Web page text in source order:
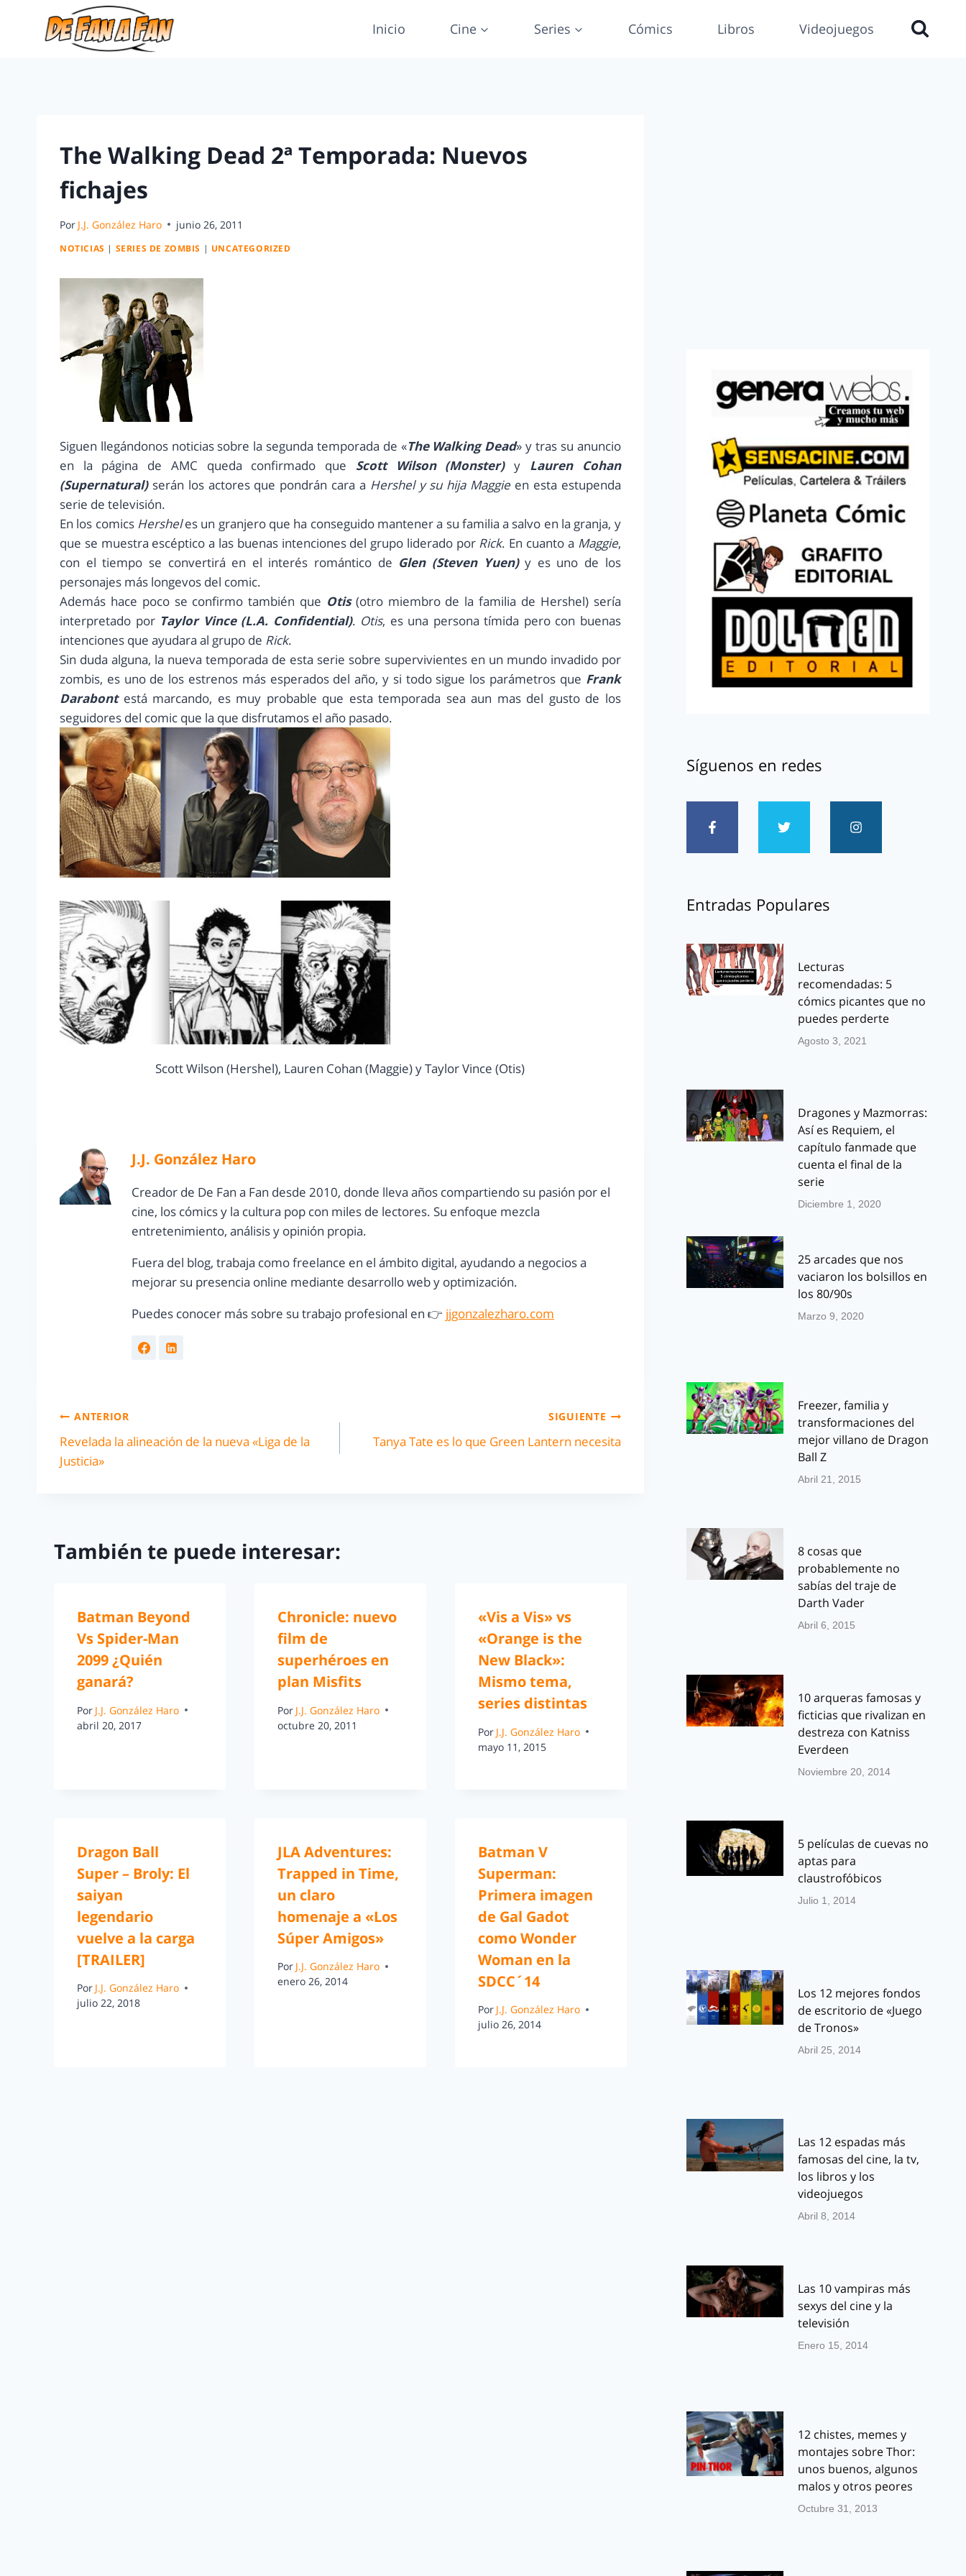
Inicio Cine Series Cómics Libros Videojuegos
The Walking Dead 2ª Temporada: Nuevos
fichajes
Por J.J. González Haro junio 26, 2011
NOTICIAS | SERIES DE ZOMBIS | UNCATEGORIZED
Siguen llegándonos noticias sobre la segunda temporada de «The Walking Dead» y tras su anuncio
en la página de AMC queda confirmado que Scott Wilson (Monster)y Lauren Cohan
(Supernatural)serán los actores que pondrán cara a Hershel y su hija Maggie en esta estupenda
serie de televisión.
En los comics Hersheles un granjero que ha conseguido mantener a su familia a salvo en la granja, y
que se muestra escéptico a las buenas intenciones del grupo liderado por Rick. En cuanto a Maggie,
con el tiempo se convertirá en el interés romántico de Glen (Steven Yuen)y es uno de los
personajes más longevos del comic.
Además hace poco se confirmo también que Otis(otro miembro de la familia de Hershel) sería
interpretado por Taylor Vince (L.A. Confidential). Otis, es una persona tímida pero con buenas
intenciones que ayudara al grupo de Rick.
Sin duda alguna, la nueva temporada de esta serie sobre supervivientes en un mundo invadido por
zombis, es uno de los estrenos más esperados del año, y si todo sigue los parámetros que Frank
Darabontestá marcando, es muy probable que esta temporada sea aun mas del gusto de los
seguidores del comic que la que disfrutamos el año pasado.
Scott Wilson (Hershel), Lauren Cohan (Maggie) y Taylor Vince (Otis)
J.J. González Haro
Creador de De Fan a Fan desde 2010, donde lleva años compartiendo su pasión por el
cine, los cómics y la cultura pop con miles de lectores. Su enfoque mezcla
entretenimiento, análisis y opinión propia.
Fuera del blog, trabaja como freelance en el ámbito digital, ayudando a negocios a
mejorar su presencia online mediante desarrollo web y optimización.
Puedes conocer más sobre su trabajo profesional en 👉 jjgonzalezharo.com
ANTERIOR
Revelada la alineación de la nueva «Liga de la
Justicia»
SIGUIENTE
Tanya Tate es lo que Green Lantern necesita
También te puede interesar:
Batman Beyond
Vs Spider-Man
2099 ¿Quién
ganará?
Por J.J. González Haro
abril 20, 2017
Chronicle: nuevo
film de
superhéroes en
plan Misfits
Por J.J. González Haro
octubre 20, 2011
«Vis a Vis» vs
«Orange is the
New Black»:
Mismo tema,
series distintas
Por J.J. González Haro
mayo 11, 2015
Dragon Ball
Super – Broly: El
saiyan
legendario
vuelve a la carga
[TRAILER]
Por J.J. González Haro
julio 22, 2018
JLA Adventures:
Trapped in Time,
un claro
homenaje a «Los
Súper Amigos»
Por J.J. González Haro
enero 26, 2014
Batman V
Superman:
Primera imagen
de Gal Gadot
como Wonder
Woman en la
SDCC´14
Por J.J. González Haro
julio 26, 2014
Síguenos en redes
Entradas Populares
Lecturas
recomendadas: 5
cómics picantes que no
puedes perderte
Agosto 3, 2021
Dragones y Mazmorras:
Así es Requiem, el
capítulo fanmade que
cuenta el final de la
serie
Diciembre 1, 2020
25 arcades que nos
vaciaron los bolsillos en
los 80/90s
Marzo 9, 2020
Freezer, familia y
transformaciones del
mejor villano de Dragon
Ball Z
Abril 21, 2015
8 cosas que
probablemente no
sabías del traje de
Darth Vader
Abril 6, 2015
10 arqueras famosas y
ficticias que rivalizan en
destreza con Katniss
Everdeen
Noviembre 20, 2014
5 películas de cuevas no
aptas para
claustrofóbicos
Julio 1, 2014
Los 12 mejores fondos
de escritorio de «Juego
de Tronos»
Abril 25, 2014
Las 12 espadas más
famosas del cine, la tv,
los libros y los
videojuegos
Abril 8, 2014
Las 10 vampiras más
sexys del cine y la
televisión
Enero 15, 2014
12 chistes, memes y
montajes sobre Thor:
unos buenos, algunos
malos y otros peores
Octubre 31, 2013